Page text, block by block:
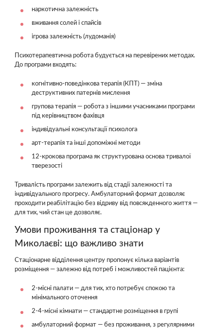
наркотична залежність
вживання солей і спайсів
ігрова залежність (лудоманія)
Психотерапевтична робота будується на перевірених методах.
До програми входять:
когнітивно-поведінкова терапія (КПТ) — зміна
деструктивних патернів мислення
групова терапія — робота з іншими учасниками програми
під керівництвом фахівця
індивідуальні консультації психолога
арт-терапія та інші допоміжні методи
12-крокова програма як структурована основа тривалої
тверезості
Тривалість програми залежить від стадії залежності та
індивідуального прогресу. Амбулаторний формат дозволяє
проходити реабілітацію без відриву від повсякденного життя —
для тих, чий стан це дозволяє.
Умови проживання та стаціонар у
Миколаєві: що важливо знати
Стаціонарне відділення центру пропонує кілька варіантів
розміщення — залежно від потреб і можливостей пацієнта:
2-місні палати — для тих, хто потребує спокою та
мінімального оточення
2-4-місні кімнати — стандартне розміщення в групі
амбулаторний формат — без проживання, з регулярними